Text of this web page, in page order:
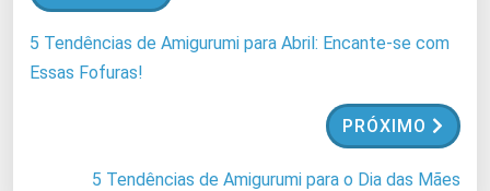
o
5 Tendências de Amigurumi para Abril: Encante-se com
Essas Fofuras!
PRÓXIMO
5 Tendências de Amigurumi para o Dia das Mães